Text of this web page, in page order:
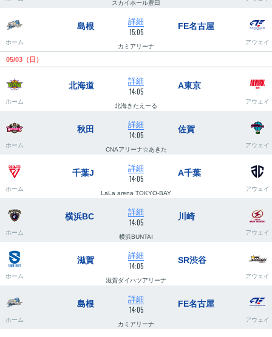
スカイホール豊田
ホーム
島根 詳細
15:05
FE名古屋
カミアリーナ
アウェイ
05/03（日）
ホーム
北海道 詳細
14:05
A東京
北海きたえーる
アウェイ
ホーム
秋田 詳細
14:05
佐賀
CNAアリーナ☆あきた
アウェイ
ホーム
千葉J 詳細
14:05
A千葉
LaLa arena TOKYO-BAY
アウェイ
ホーム
横浜BC 詳細
14:05
川崎
横浜BUNTAI
アウェイ
ホーム
滋賀 詳細
14:05
SR渋谷
滋賀ダイハツアリーナ
アウェイ
ホーム
島根 詳細
14:05
FE名古屋
カミアリーナ
アウェイ